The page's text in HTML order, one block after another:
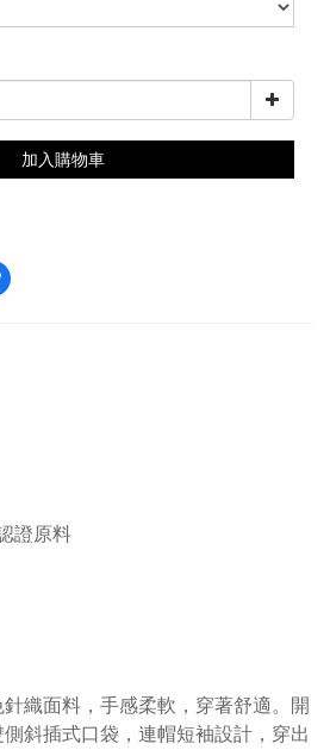
加入購物車
證原料
織面料，手感柔軟，穿著舒適。開
斜插式口袋，連帽短袖設計，穿出